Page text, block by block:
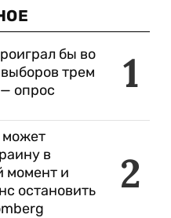
1
бы во
трем
опрос
2
может
в
момент и
остановить